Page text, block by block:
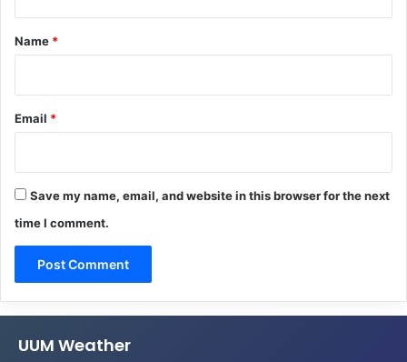
*
Name *
Email *
Save my name, email, and website in this browser for the next
time I comment.
UUM Weather